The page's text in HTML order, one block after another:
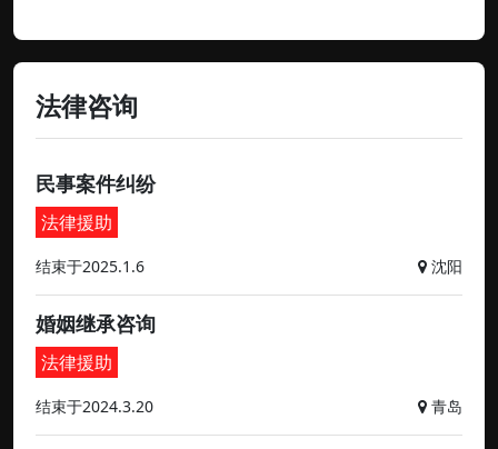
法律咨询
民事案件纠纷
法律援助
结束于2025.1.6 沈阳
婚姻继承咨询
法律援助
结束于2024.3.20 青岛